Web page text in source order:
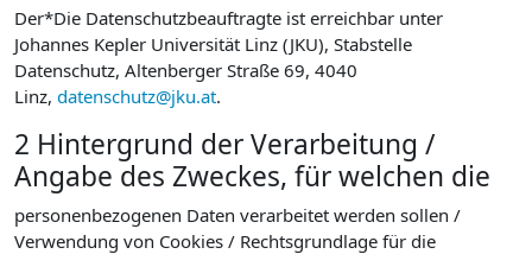
Der*Die Datenschutzbeauftragte ist erreichbar unter
Johannes Kepler Universität Linz (JKU), Stabstelle
Datenschutz, Altenberger Straße 69, 4040
Linz, datenschutz@jku.at.
2 Hintergrund der Verarbeitung /
Angabe des Zweckes, für welchen die
personenbezogenen Daten verarbeitet werden sollen /
Verwendung von Cookies / Rechtsgrundlage für die